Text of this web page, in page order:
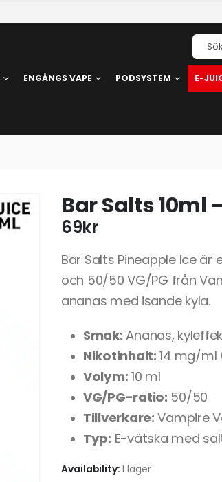
ENGÅNGS VAPE PODSYSTEM E-
Bar Salts 10ml
69kr
Bar Salts Pineapple Ice
och 50/50 VG/PG från
ananas med isande kyla.
Smak: Ananas,
Nikotinhalt: 14 mg/ml
Volym: 10 ml
VG/PG-ratio: 50/50
Tillverkare: Vampire
Typ: E-vätska med
Availability: I lager